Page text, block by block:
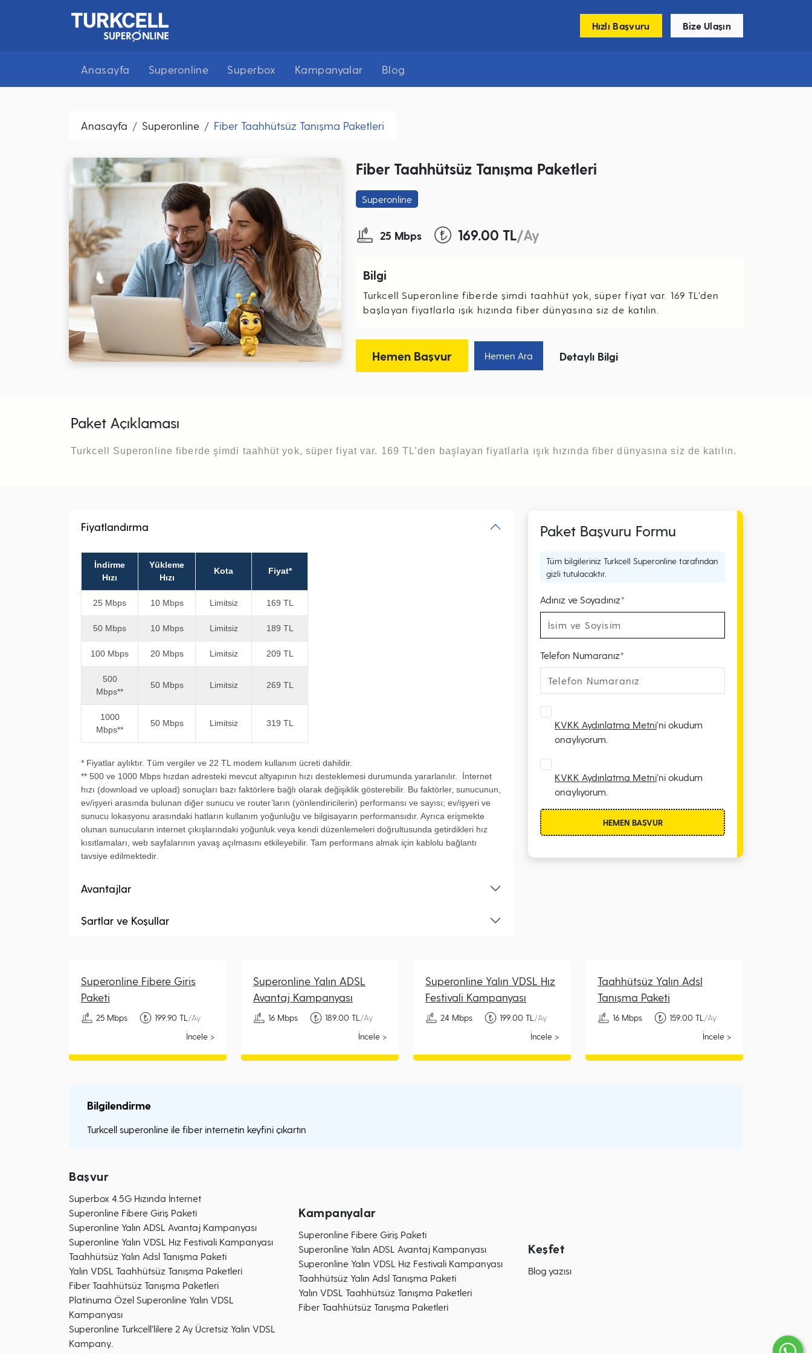
Hızlı Başvuru Bize Ulaşın
Anasayfa Superonline Superbox Kampanyalar Blog
Anasayfa Superonline Fiber Taahhütsüz Tanışma Paketleri
Fiber Taahhütsüz Tanışma Paketleri
Superonline
25 Mbps 169.00 TL/Ay
Bilgi
Turkcell Superonline fiberde şimdi taahhüt yok, süper fiyat var. 169 TL’den
başlayan fiyatlarla ışık hızında fiber dünyasına siz de katılın.
Hemen Başvur Hemen Ara Detaylı Bilgi
Paket Açıklaması
Turkcell Superonline fiberde şimdi taahhüt yok, süper fiyat var. 169 TL’den başlayan fiyatlarla ışık hızında fiber dünyasına siz de katılın.
Fiyatlandırma
​İndirme
Hız​​ı​
Yükleme
Hız​​ı​
​​​Kota​​ ​Fiyat*​
​​25 Mbps ​10 Mbps ​​Limitsiz ​169 TL​
​​50 Mbps ​10 Mbps ​Limitsiz​ ​​189 TL
​100 Mbps​ ​20 Mbps ​Limitsiz​ ​​209 TL
​​500
Mbps**
​50 Mbps ​Limitsiz​ ​269 TL​
​1000
Mbps**​
50 Mbps​ ​Limitsiz​ 319 TL​
* Fiyatlar aylıktır. Tüm vergiler ve 22 TL modem kullanım ücreti dahildir.
** 500 ve 1000 Mbps hızdan adresteki mevcut altyapının hızı desteklemesi durumunda yararlanılır. İnternet
hızı (download ve upload) sonuçları bazı faktörlere bağlı olarak değişiklik gösterebilir. Bu faktörler, sunucunun,
ev/işyeri arasında bulunan diğer sunucu ve router’ların (yönlendiricilerin) performansı ve sayısı; ev/işyeri ve
sunucu lokasyonu arasındaki hatların kullanım yoğunluğu ve bilgisayarın performansıdır. Ayrıca erişmekte
olunan sunucuların internet çıkışlarındaki yoğunluk veya kendi düzenlemeleri doğrultusunda getirdikleri hız
kısıtlamaları, web sayfalarının yavaş açılmasını etkileyebilir. Tam performans almak için kablolu bağlantı
tavsiye edilmektedir.
Avantajlar
Şartlar ve Koşullar
Paket Başvuru Formu
Tüm bilgileriniz Turkcell Superonline tarafından
gizli tutulacaktır.
Adınız ve Soyadınız*
Telefon Numaranız*
KVKK Aydınlatma Metni'ni okudum
onaylıyorum.
KVKK Aydınlatma Metni'ni okudum
onaylıyorum.
HEMEN BAŞVUR
Superonline Fibere Giriş
Paketi
25 Mbps 199.90 TL /Ay
İncele >
Superonline Yalın ADSL
Avantaj Kampanyası
16 Mbps 189.00 TL /Ay
İncele >
Superonline Yalın VDSL Hız
Festivali Kampanyası
24 Mbps 199.00 TL /Ay
İncele >
Taahhütsüz Yalın Adsl
Tanışma Paketi
16 Mbps 159.00 TL /Ay
İncele >
Bilgilendirme
Turkcell superonline ile fiber internetin keyfini çıkartın
Başvur
Superbox 4.5G Hızında İnternet
Superonline Fibere Giriş Paketi
Superonline Yalın ADSL Avantaj Kampanyası
Superonline Yalın VDSL Hız Festivali Kampanyası
Taahhütsüz Yalın Adsl Tanışma Paketi
Yalın VDSL Taahhütsüz Tanışma Paketleri
Fiber Taahhütsüz Tanışma Paketleri
Platinuma Özel Superonline Yalın VDSL
Kampanyası
Superonline Turkcell’lilere 2 Ay Ücretsiz Yalın VDSL
Kampany..
Kampanyalar
Superonline Fibere Giriş Paketi
Superonline Yalın ADSL Avantaj Kampanyası
Superonline Yalın VDSL Hız Festivali Kampanyası
Taahhütsüz Yalın Adsl Tanışma Paketi
Yalın VDSL Taahhütsüz Tanışma Paketleri
Fiber Taahhütsüz Tanışma Paketleri
Keşfet
Blog yazısı